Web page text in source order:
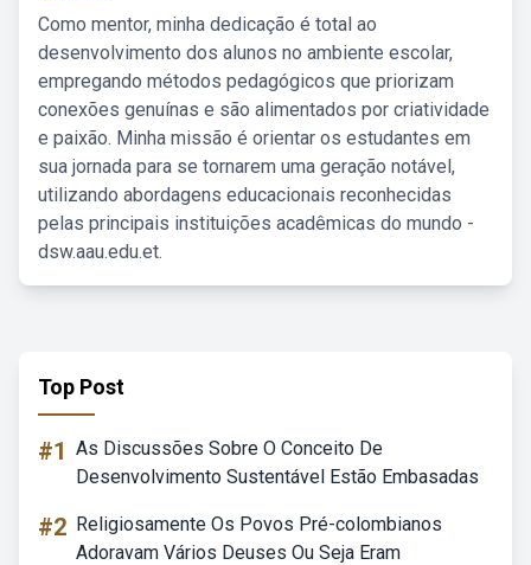
Como mentor, minha dedicação é total ao
desenvolvimento dos alunos no ambiente escolar,
empregando métodos pedagógicos que priorizam
conexões genuínas e são alimentados por criatividade
e paixão. Minha missão é orientar os estudantes em
sua jornada para se tornarem uma geração notável,
utilizando abordagens educacionais reconhecidas
pelas principais instituições acadêmicas do mundo -
dsw.aau.edu.et.
Top Post
#1 As Discussões Sobre O Conceito De
Desenvolvimento Sustentável Estão Embasadas
#2 Religiosamente Os Povos Pré-colombianos
Adoravam Vários Deuses Ou Seja Eram